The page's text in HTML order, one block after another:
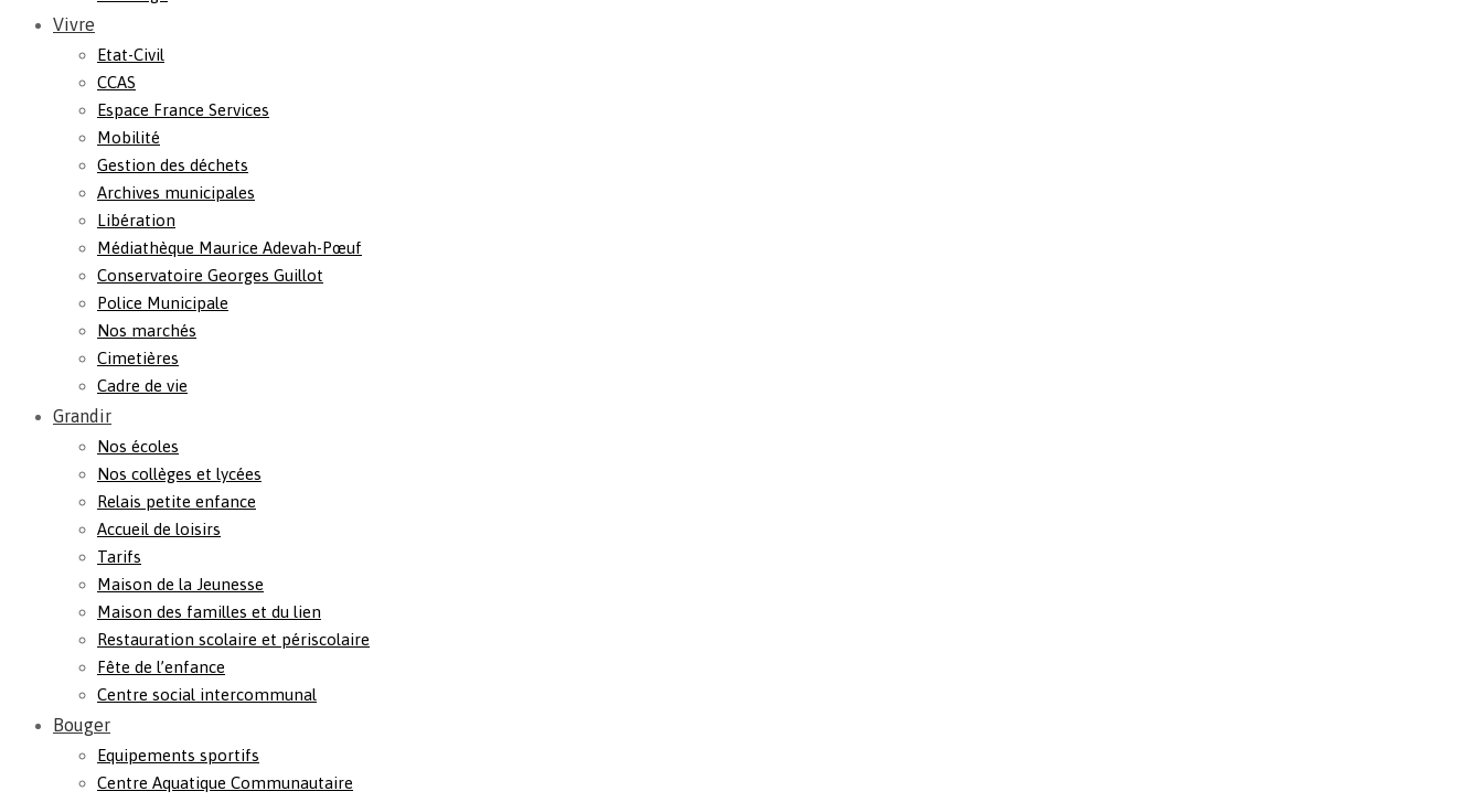
Vivre
Etat-Civil
CCAS
Espace France Services
Mobilité
Gestion des déchets
Archives municipales
Libération
Médiathèque Maurice Adevah-Pœuf
Conservatoire Georges Guillot
Police Municipale
Nos marchés
Cimetières
Cadre de vie
Grandir
Nos écoles
Nos collèges et lycées
Relais petite enfance
Accueil de loisirs
Tarifs
Maison de la Jeunesse
Maison des familles et du lien
Restauration scolaire et périscolaire
Fête de l’enfance
Centre social intercommunal
Bouger
Equipements sportifs
Centre Aquatique Communautaire